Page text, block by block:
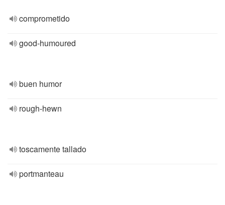
comprometido
good-humoured
buen humor
rough-hewn
toscamente tallado
portmanteau